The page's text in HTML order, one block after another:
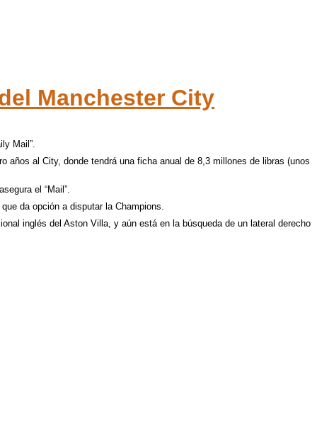
Manchester City
Mail”.
años al City, donde tendrá una ficha anual de 8,3 millones de libras (unos
el “Mail”.
da opción a disputar la Champions.
inglés del Aston Villa, y aún está en la búsqueda de un lateral derecho